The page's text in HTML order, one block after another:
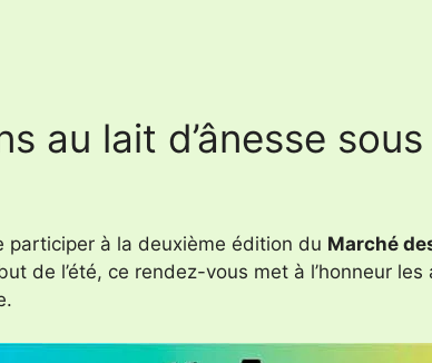
au lait d’ânesse
participer à la deuxième édition du Marché
de l’été, ce rendez-vous met à l’honneur